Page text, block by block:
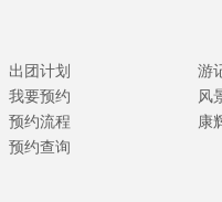
出团计划
我要预约
预约流程
预约查询
游
风
康